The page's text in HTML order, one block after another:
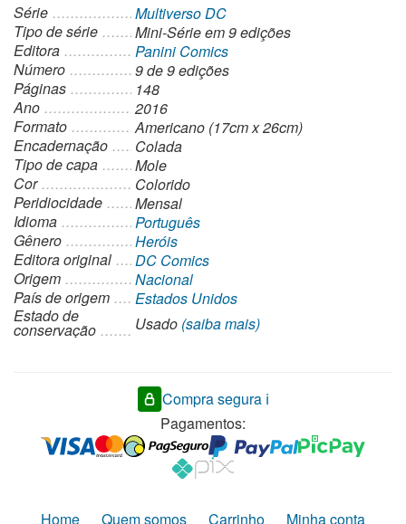
Série
Multiverso DC
Tipo de série
Mini-Sérieem 9 edições
Editora
Panini Comics
Número
9 de 9 edições
Páginas
148
Ano
2016
Formato
Americano (17cm x 26cm)
Encadernação
Colada
Tipo de capa
Mole
Cor
Colorido
Peridiocidade
Mensal
Idioma
Português
Gênero
Heróis
Editora original
DC Comics
Origem
Nacional
País de origem
Estados Unidos
Estado de
conservação Usado (saiba mais)
Compra segura ℹ️
Pagamentos:
Home Quem somos Carrinho Minha conta